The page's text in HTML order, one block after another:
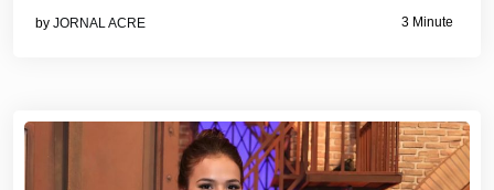
by JORNAL ACRE 3 Minute